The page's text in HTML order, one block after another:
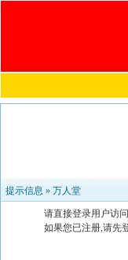
提示信息 » 万人堂
请直接登录用户访
如果您已注册,请先